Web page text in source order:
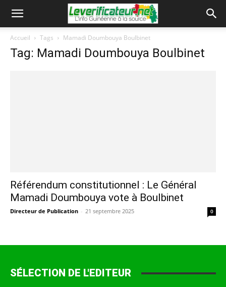
Accueil Tags Mamadi Doumbouya Boulbinet
Tag: Mamadi Doumbouya Boulbinet
Référendum constitutionnel : Le Général
Mamadi Doumbouya vote à Boulbinet
Directeur de Publication - 21 septembre 2025 0
SÉLECTION DE L'EDITEUR